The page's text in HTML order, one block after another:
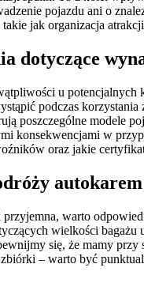
pojazdu ani o
jak organizacja
dotyczące
u potencjalnych
podczas
poszczególne modele
konsekwencjami w
oraz jakie
autokarem
warto
wielkości
się, że mamy
– warto być